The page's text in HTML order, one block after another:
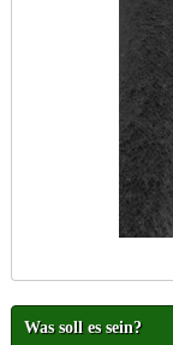
Was soll es sein?